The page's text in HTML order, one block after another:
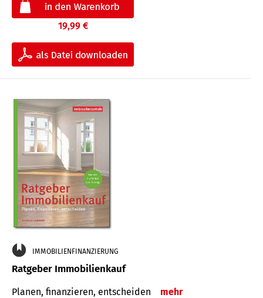
19,99 €
IMMOBILIENFINANZIERUNG
Ratgeber Immobilienkauf
Planen, finanzieren, entscheiden mehr